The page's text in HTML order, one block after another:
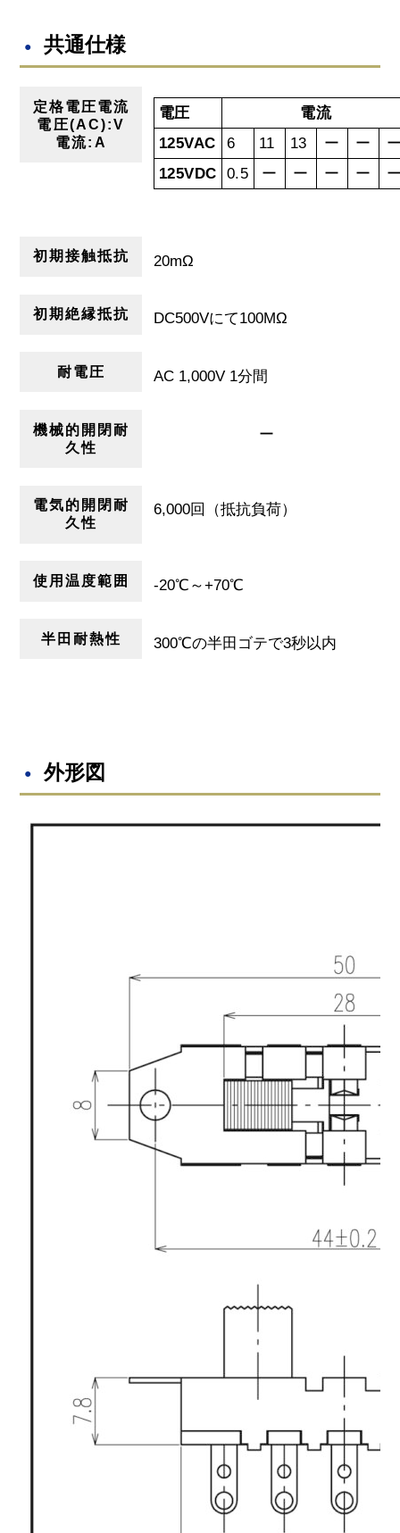
共通仕様
定格電圧電流
電圧(AC):V
電流:A
電圧
電流
125VAC
6 11 13 ー ー
125VDC
0.5 ー ー ー ー
初期接触抵抗 20mΩ
初期絶縁抵抗 DC500Vにて100MΩ
耐電圧 AC 1,000V 1分間
機械的開閉耐
久性
ー
電気的開閉耐
久性
6,000回（抵抗負荷）
使用温度範囲 -20℃～+70℃
半田耐熱性 300℃の半田ゴテで3秒以内
外形図